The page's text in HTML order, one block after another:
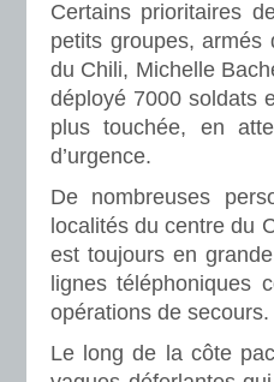
Certains prioritaires
petits groupes,
du Chili, Michelle
déployé 7000 soldats
plus touchée, en
d’urgence.
De nombreuses
localités du centre du
est toujours en
lignes téléphoniques
opérations de secours.
Le long de la côte